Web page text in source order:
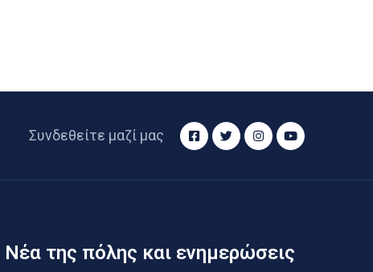
Συνδεθείτε μαζί μας
Νέα της πόλης και ενημερώσεις